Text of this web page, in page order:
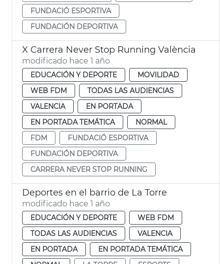
FUNDACIÓ ESPORTIVA
FUNDACIÓN DEPORTIVA
X Carrera Never Stop Running València
modificado hace 1 año
EDUCACIÓN Y DEPORTE
MOVILIDAD
WEB FDM
TODAS LAS AUDIENCIAS
VALENCIA
EN PORTADA
EN PORTADA TEMÁTICA
NORMAL
FDM
FUNDACIÓ ESPORTIVA
FUNDACIÓN DEPORTIVA
CARRERA NEVER STOP RUNNING
Deportes en el barrio de La Torre
modificado hace 1 año
EDUCACIÓN Y DEPORTE
WEB FDM
TODAS LAS AUDIENCIAS
VALENCIA
EN PORTADA
EN PORTADA TEMÁTICA